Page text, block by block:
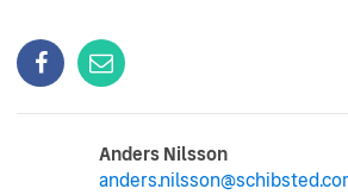
Anders Nilsson